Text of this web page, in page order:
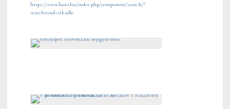
https://www.luno.hu/index.php/component/search/?
searchword=zrkadle